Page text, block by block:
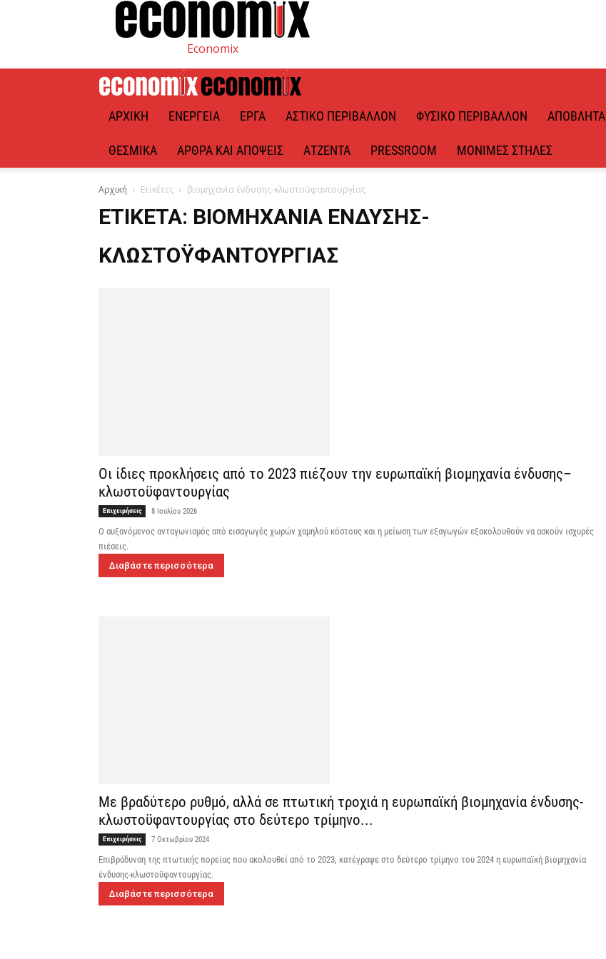
Economix
ΑΡΧΙΚΉ ΕΝΈΡΓΕΙΑ ΈΡΓΑ ΑΣΤΙΚΌ ΠΕΡΙΒΆΛΛΟΝ ΦΥΣΙΚΌ ΠΕΡΙΒΆΛΛΟΝ ΑΠΌΒΛΗΤΑ
ΘΕΣΜΙΚΆ ΆΡΘΡΑ ΚΑΙ ΑΠΌΨΕΙΣ ΑΤΖΈΝΤΑ PRESSROOM ΜΌΝΙΜΕΣ ΣΤΉΛΕΣ
Αρχική Ετικέτες βιομηχανία ένδυσης-κλωστοϋφαντουργίας
ΕΤΙΚΈΤΑ: ΒΙΟΜΗΧΑΝΊΑ ΈΝΔΥΣΗΣ-
ΚΛΩΣΤΟΫΦΑΝΤΟΥΡΓΊΑΣ
Οι ίδιες προκλήσεις από το 2023 πιέζουν την ευρωπαϊκή βιομηχανία ένδυσης–
κλωστοϋφαντουργίας
Επιχειρήσεις 8 Ιουλίου 2026
Ο αυξανόμενος ανταγωνισμός από εισαγωγές χωρών χαμηλού κόστους και η μείωση των εξαγωγών εξακολουθούν να ασκούν ισχυρές
πιέσεις.
Διαβάστε περισσότερα
Με βραδύτερο ρυθμό, αλλά σε πτωτική τροχιά η ευρωπαϊκή βιομηχανία ένδυσης-
κλωστοϋφαντουργίας στο δεύτερο τρίμηνο...
Επιχειρήσεις 7 Οκτωβρίου 2024
Επιβράδυνση της πτωτικής πορείας που ακολουθεί από το 2023, κατέγραψε στο δεύτερο τρίμηνο του 2024 η ευρωπαϊκή βιομηχανία
ένδυσης-κλωστοϋφαντουργίας.
Διαβάστε περισσότερα